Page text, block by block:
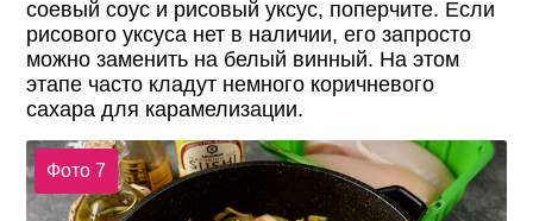
соевый соус и рисовый уксус, поперчите. Если
рисового уксуса нет в наличии, его запросто
можно заменить на белый винный. На этом
этапе часто кладут немного коричневого
сахара для карамелизации.
Фото 7